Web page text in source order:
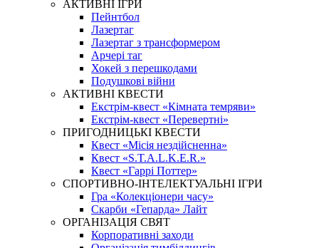
АКТИВНІ ІГРИ
Пейнтбол
Лазертаг
Лазертаг з трансформером
Арчері таг
Хокей з перешкодами
Подушкові війни
АКТИВНІ КВЕСТИ
Екстрім-квест «Кімната темряви»
Екстрім-квест «Перевертні»
ПРИГОДНИЦЬКІ КВЕСТИ
Квест «Місія нездійсненна»
Квест «S.T.A.L.K.E.R.»
Квест «Гаррі Поттер»
СПОРТИВНО-ІНТЕЛЕКТУАЛЬНІ ІГРИ
Гра «Колекціонери часу»
Скарби «Гепарда» Лайт
ОРГАНІЗАЦІЯ СВЯТ
Корпоративні заходи